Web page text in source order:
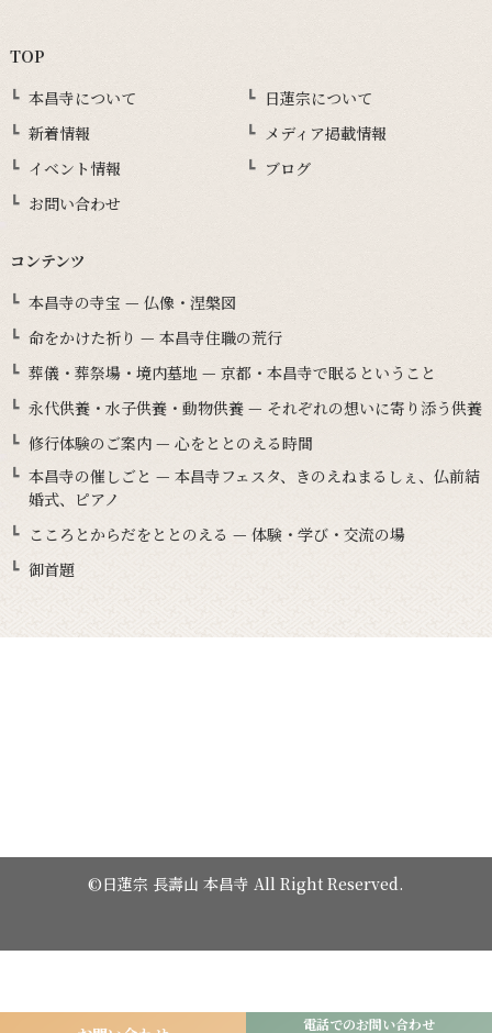
電話でのお問い合わせ
TOP
本昌寺について
日蓮宗について
新着情報
メディア掲載情報
イベント情報
ブログ
お問い合わせ
コンテンツ
本昌寺の寺宝 — 仏像・涅槃図
命をかけた祈り — 本昌寺住職の荒行
葬儀・葬祭場・境内墓地 — 京都・本昌寺で眠るということ
永代供養・水子供養・動物供養 — それぞれの想いに寄り添う供養
修行体験のご案内 — 心をととのえる時間
本昌寺の催しごと — 本昌寺フェスタ、きのえねまるしぇ、仏前結
婚式、ピアノ
こころとからだをととのえる — 体験・学び・交流の場
御首題
©日蓮宗 長壽山 本昌寺 All Right Reserved.